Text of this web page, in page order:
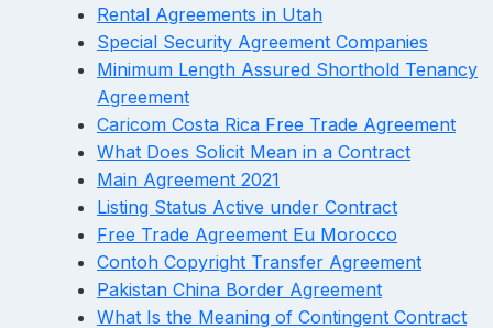
Rental Agreements in Utah
Special Security Agreement Companies
Minimum Length Assured Shorthold Tenancy
Agreement
Caricom Costa Rica Free Trade Agreement
What Does Solicit Mean in a Contract
Main Agreement 2021
Listing Status Active under Contract
Free Trade Agreement Eu Morocco
Contoh Copyright Transfer Agreement
Pakistan China Border Agreement
What Is the Meaning of Contingent Contract